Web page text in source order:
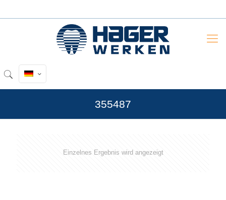
355487
Einzelnes Ergebnis wird angezeigt